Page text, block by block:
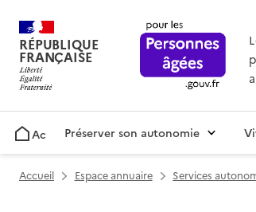
RÉPUBLIQUE
FRANÇAISE
AccueilPréserver son autonomie
Accueil Espace annuaire Services